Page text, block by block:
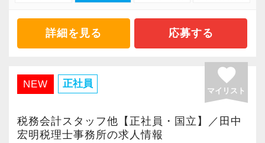
・経験値が自然と積み上がる環境
・有給取得率90％以上
・繁忙期も月30～40h程度
・男性の育休取得率100％
詳細を見る 応募する
NEW 正社員 favorite
マイリスト
税務会計スタッフ他【正社員・国立】／田中
宏明税理士事務所の求人情報